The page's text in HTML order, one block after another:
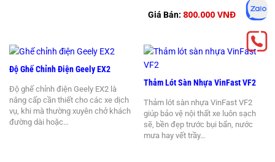
Giá Bán: 800.000 VNĐ
Độ Ghế Chỉnh Điện Geely EX2
Độ ghế chỉnh điện Geely EX2 là
nâng cấp cần thiết cho các xe dịch
vụ, khi mà thường xuyên chở khách
đường dài hoặc…
Thảm Lót Sàn Nhựa VinFast VF2
Thảm lót sàn nhựa VinFast VF2
giúp bảo vệ nội thất xe luôn sạch
sẽ, bền đẹp trước bụi bẩn, nước
mưa hay vết trầy…